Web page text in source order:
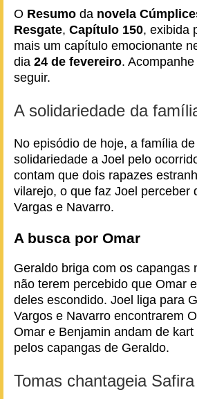
O Resumo da novela
Resgate, Capítulo 150, exibida
mais um capítulo emocionante
dia 24 de fevereiro.
seguir.
A solidariedade da
No episódio de hoje, a família
solidariedade a Joel pelo
contam que dois rapazes
vilarejo, o que faz Joel perceber
Vargas e Navarro.
A busca por Omar
Geraldo briga com os capangas
não terem percebido que Omar
deles escondido. Joel liga para
Vargos e Navarro encontrarem
Omar e Benjamin andam de
pelos capangas de Geraldo.
Tomas chantageia Safira